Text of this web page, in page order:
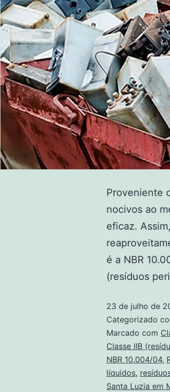
Proveniente
nocivos ao
eficaz.
é a NBR
(resíduos
23 de julho de
Categorizado
Marcado com
Classe IIB
NBR 10.004/04,
líquidos,
Santa Luzia em